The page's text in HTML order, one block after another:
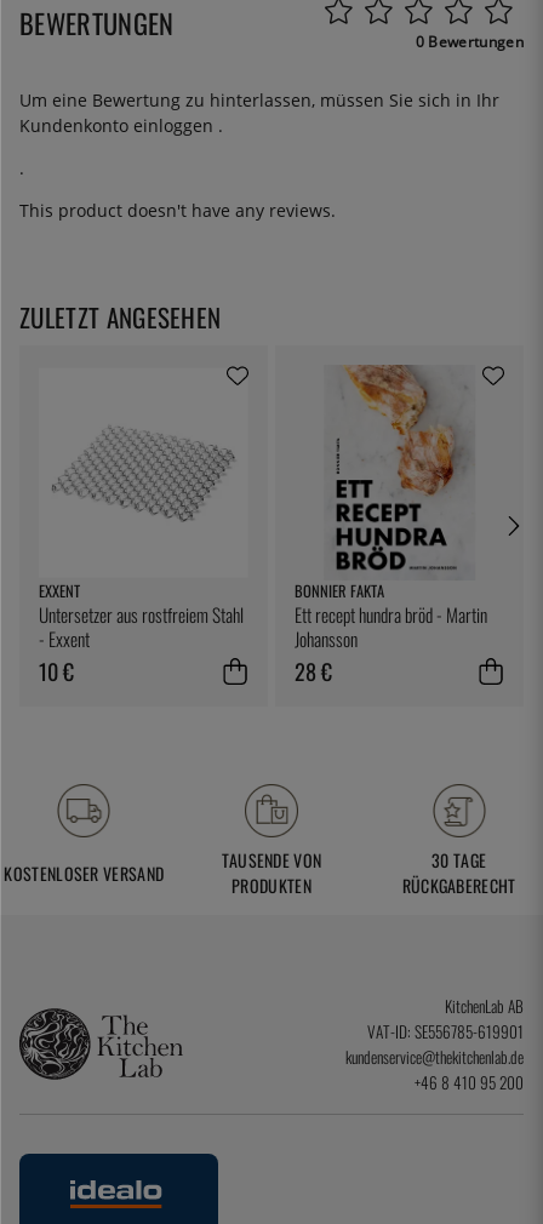
BEWERTUNGEN 0 Bewertungen
Um eine Bewertung zu hinterlassen, müssen Sie sich in Ihr
Kundenkonto einloggen .
.
This product doesn't have any reviews.
ZULETZT ANGESEHEN
EXXENT
Untersetzer aus rostfreiem Stahl
- Exxent
10 €
BONNIER FAKTA
Ett recept hundra bröd - Martin
Johansson
28 €
KOSTENLOSER VERSAND
TAUSENDE VON
PRODUKTEN
30 TAGE
RÜCKGABERECHT
KitchenLab AB
VAT-ID: SE556785-619901
kundenservice@thekitchenlab.de
+46 8 410 95 200